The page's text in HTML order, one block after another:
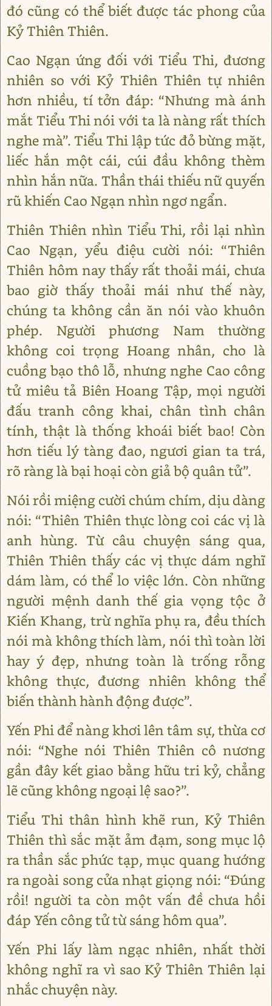
đó cũng có thể biết được tác phong của
Kỷ Thiên Thiên.
Cao Ngạn ứng đối với Tiểu Thi, đương
nhiên so với Kỷ Thiên Thiên tự nhiên
hơn nhiều, tí tởn đáp: “Nhưng mà ánh
mắt Tiểu Thi nói với ta là nàng rất thích
nghe mà”. Tiểu Thi lập tức đỏ bừng mặt,
liếc hắn một cái, cúi đầu không thèm
nhìn hắn nữa. Thần thái thiếu nữ quyến
rũ khiến Cao Ngạn nhìn ngơ ngẩn.
Thiên Thiên nhìn Tiểu Thi, rồi lại nhìn
Cao Ngạn, yểu điệu cười nói: “Thiên
Thiên hôm nay thấy rất thoải mái, chưa
bao giờ thấy thoải mái như thế này,
chúng ta không cần ăn nói vào khuôn
phép. Người phương Nam thường
không coi trọng Hoang nhân, cho là
cuồng bạo thô lỗ, nhưng nghe Cao công
tử miêu tả Biên Hoang Tập, mọi người
đấu tranh công khai, chân tình chân
tính, thật là thống khoái biết bao! Còn
hơn tiếu lý tàng đao, ngươi gian ta trá,
rõ ràng là bại hoại còn giả bộ quân tử”.
Nói rồi miệng cười chúm chím, dịu dàng
nói: “Thiên Thiên thực lòng coi các vị là
anh hùng. Từ câu chuyện sáng qua,
Thiên Thiên thấy các vị thực dám nghĩ
dám làm, có thể lo việc lớn. Còn những
người mệnh danh thế gia vọng tộc ở
Kiến Khang, trừ nghĩa phụ ra, đều thích
nói mà không thích làm, nói thì toàn lời
hay ý đẹp, nhưng toàn là trống rỗng
không thực, đương nhiên không thể
biến thành hành động được”.
Yến Phi để nàng khơi lên tâm sự, thừa cơ
nói: “Nghe nói Thiên Thiên cô nương
gần đây kết giao bằng hữu tri kỷ, chẳng
lẽ cũng không ngoại lệ sao?”.
Tiểu Thi thân hình khẽ run, Kỷ Thiên
Thiên thì sắc mặt ảm đạm, song mục lộ
ra thần sắc phức tạp, mục quang hướng
ra ngoài song cửa nhạt giọng nói: “Đúng
rồi! người ta còn một vấn đề chưa hồi
đáp Yến công tử từ sáng hôm qua”.
Yến Phi lấy làm ngạc nhiên, nhất thời
không nghĩ ra vì sao Kỷ Thiên Thiên lại
nhắc chuyện này.